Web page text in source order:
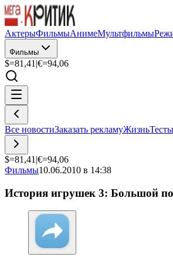
АктерыФильмыАнимеМультфильмы
Фильмы
$=81,41 |€=94,06
Все новостиЗаказать рекламуЖизньТесты
$=81,41 |€=94,06
Фильмы10.06.2010 в 14:38
История игрушек 3: Большой